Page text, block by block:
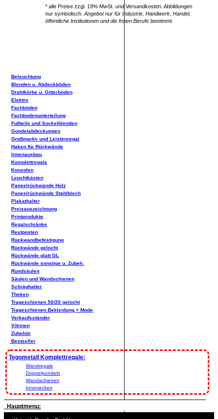
* alle Preise zzgl. 19% MwSt. und Versandkosten. Abbildungen
nur symbolisch. Angebot nur für Industrie, Handwerk, Handel,
öffentliche Institutionen und die freien Berufe bestimmt.
Beleuchtung
Blenden u. Abdeckböden
Drahtkörbe u. Gitterböden
Elektro
Fachböden
Fachbodenunterteilung
Fußteile und Sockelblenden
Gondelabdeckungen
Großmarkt- und Leistenregal
Haken für Rückwände
Innenausbau
Komplettregale
Konsolen
Leuchtkästen
Paneelrückwände Holz
Paneelrückwände Stahlblech
Plakathalter
Preisauszeichnung
Printprodukte
Regalschränke
Restposten
Rückwandbefestigung
Rückwände gelocht
Rückwände glatt GL
Rückwände sonstige u. Zubeh.
Rundsäulen
Säulen und Wandschienen
Schräghalter
Theken
Trageschienen 50/20 gelocht
Trageschienen Bekleidung + Mode
Verkaufsständer
Vitrinen
Zubehör
Bestseller
Tegometall Komplettregale:
Wandregale
Doppelgondeln
Wandschienen
Innenecken
Hauptmenu: